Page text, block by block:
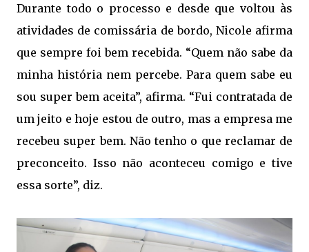
Durante todo o processo e desde que voltou às
atividades de comissária de bordo, Nicole afirma
que sempre foi bem recebida. “Quem não sabe da
minha história nem percebe. Para quem sabe eu
sou super bem aceita”, afirma. “Fui contratada de
um jeito e hoje estou de outro, mas a empresa me
recebeu super bem. Não tenho o que reclamar de
preconceito. Isso não aconteceu comigo e tive
essa sorte”, diz.